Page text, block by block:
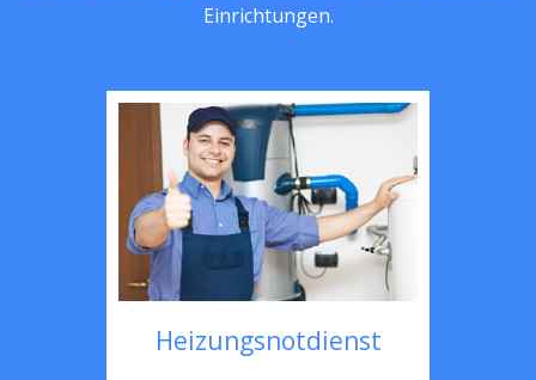
Einrichtungen.
Heizungsnotdienst